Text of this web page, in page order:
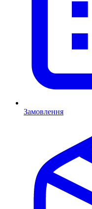
Замовлення